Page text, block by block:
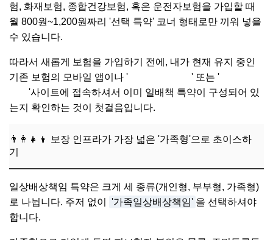
험, 화재보험, 종합건강보험, 혹은 운전자보험을 가입할 때
월 800원~1,200원짜리 '선택 특약' 코너 형태로만 끼워 넣을
수 있습니다.
따라서 새롭게 보험을 가입하기 전에, 내가 현재 유지 중인
기존 보험의 모바일 앱이나 '
' 또는 '
'사이트에 접속하셔서 이미 일배책 특약이 구성되어 있
는지 확인하는 것이 첫걸음입니다.
👨‍👩‍👧‍👦 보장 인프라가 가장 넓은 '가족형'으로 초이스하
기
일상배상책임 특약은 크게 세 종류(개인형, 부부형, 가족형)
로 나뉩니다. 주저 없이
'가족일상배상책임' 을 선택하셔야
합니다.